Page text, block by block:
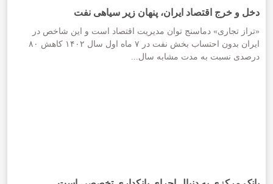
دخل و خرج اقتصاد ایران، پنهان زیر سیاهی نفت
«تراز تجاری» دماسنج توان مدیریت اقتصاد است و این شاخص در
ایران بدون احتساب بخش نفت در ۷ ماه اول سال ۱۴۰۲ کاهش ۸۰
درصدی نسبت به مدت مشابه سال...